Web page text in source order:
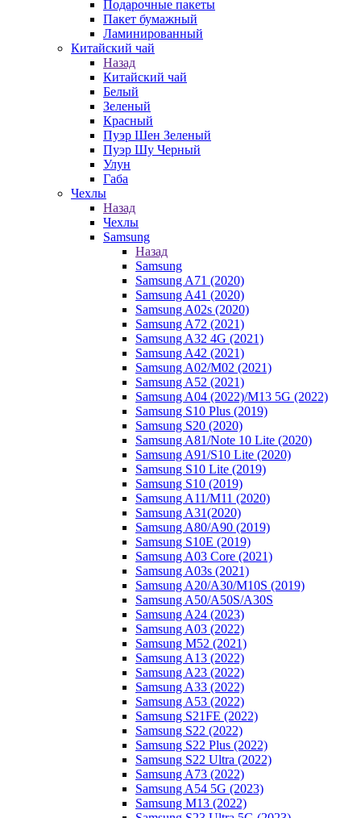
Подарочные пакеты
Пакет бумажный
Ламинированный
Китайский чай
Назад
Китайский чай
Белый
Зеленый
Красный
Пуэр Шен Зеленый
Пуэр Шу Черный
Улун
Габа
Чехлы
Назад
Чехлы
Samsung
Назад
Samsung
Samsung A71 (2020)
Samsung A41 (2020)
Samsung A02s (2020)
Samsung A72 (2021)
Samsung A32 4G (2021)
Samsung A42 (2021)
Samsung A02/M02 (2021)
Samsung A52 (2021)
Samsung A04 (2022)/M13 5G (2022)
Samsung S10 Plus (2019)
Samsung S20 (2020)
Samsung A81/Note 10 Lite (2020)
Samsung A91/S10 Lite (2020)
Samsung S10 Lite (2019)
Samsung S10 (2019)
Samsung A11/M11 (2020)
Samsung A31(2020)
Samsung A80/A90 (2019)
Samsung S10E (2019)
Samsung A03 Core (2021)
Samsung A03s (2021)
Samsung A20/A30/M10S (2019)
Samsung A50/A50S/A30S
Samsung A24 (2023)
Samsung A03 (2022)
Samsung M52 (2021)
Samsung A13 (2022)
Samsung A23 (2022)
Samsung A33 (2022)
Samsung A53 (2022)
Samsung S21FE (2022)
Samsung S22 (2022)
Samsung S22 Plus (2022)
Samsung S22 Ultra (2022)
Samsung A73 (2022)
Samsung A54 5G (2023)
Samsung M13 (2022)